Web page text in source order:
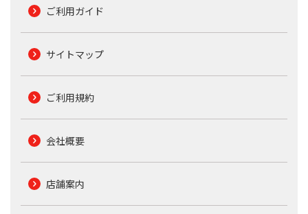
ご利用ガイド
サイトマップ
ご利用規約
会社概要
店舗案内